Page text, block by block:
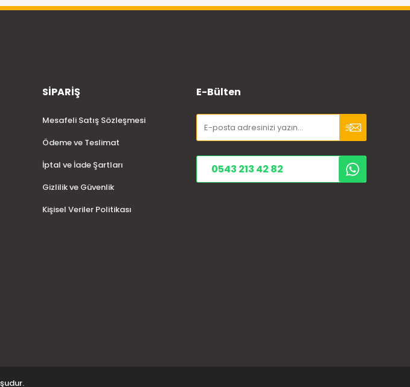
SİPARİŞ
Mesafeli Satış Sözleşmesi
Ödeme ve Teslimat
İptal ve İade Şartları
Gizlilik ve Güvenlik
Kişisel Veriler Politikası
E-Bülten
0543 213 42 82